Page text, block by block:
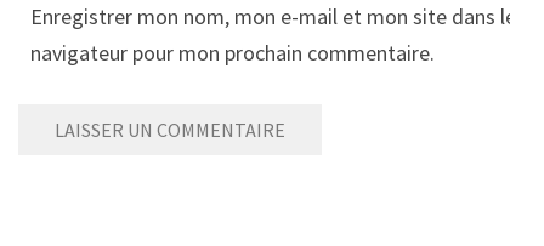
Enregistrer mon nom, mon e-mail et mon site dans le
navigateur pour mon prochain commentaire.